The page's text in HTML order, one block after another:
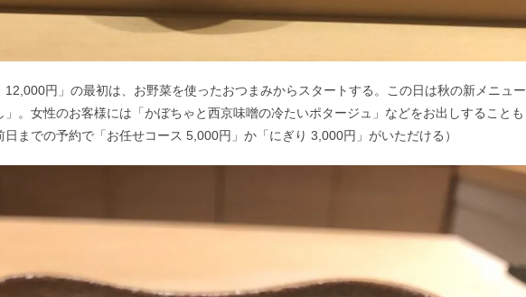
円」の最初は、お野菜を使ったおつまみからスタートする。この日は秋の新メニュー
」。女性のお客様には「かぼちゃと西京味噌の冷たいポタージュ」などをお出しすることも
までの予約で「お任せコース 5,000円」か「にぎり 3,000円」がいただける）